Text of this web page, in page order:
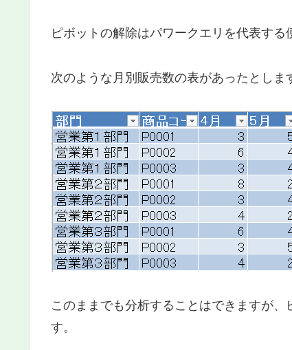
ピボットの解除はパワークエリを代表する
次のような月別販売数の表があったとしま
このままでも分析することはできますが
す。